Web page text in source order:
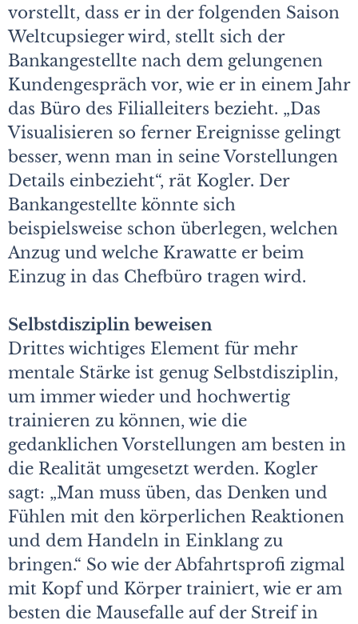
vorstellt, dass er in der folgenden Saison
Weltcupsieger wird, stellt sich der
Bankangestellte nach dem gelungenen
Kundengespräch vor, wie er in einem Jahr
das Büro des Filialleiters bezieht. „Das
Visualisieren so ferner Ereignisse gelingt
besser, wenn man in seine Vorstellungen
Details einbezieht“, rät Kogler. Der
Bankangestellte könnte sich
beispielsweise schon überlegen, welchen
Anzug und welche Krawatte er beim
Einzug in das Chefbüro tragen wird.
Selbstdisziplin beweisen
Drittes wichtiges Element für mehr
mentale Stärke ist genug Selbstdisziplin,
um immer wieder und hochwertig
trainieren zu können, wie die
gedanklichen Vorstellungen am besten in
die Realität umgesetzt werden. Kogler
sagt: „Man muss üben, das Denken und
Fühlen mit den körperlichen Reaktionen
und dem Handeln in Einklang zu
bringen.“ So wie der Abfahrtsprofi zigmal
mit Kopf und Körper trainiert, wie er am
besten die Mausefalle auf der Streif in